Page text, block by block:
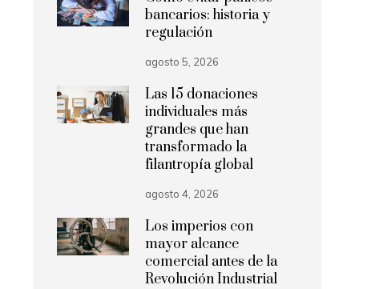
bancarios: historia y
regulación
agosto 5, 2026
Las 15 donaciones
individuales más
grandes que han
transformado la
filantropía global
agosto 4, 2026
Los imperios con
mayor alcance
comercial antes de la
Revolución Industrial